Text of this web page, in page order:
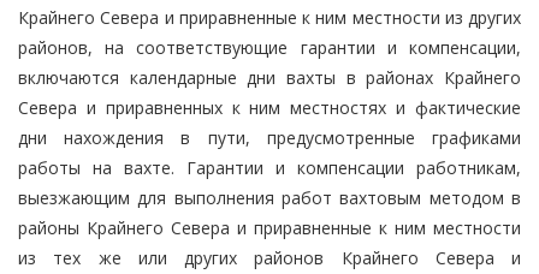
Крайнего Севера и приравненные к ним местности из других
районов, на соответствующие гарантии и компенсации,
включаются календарные дни вахты в районах Крайнего
Севера и приравненных к ним местностях и фактические
дни нахождения в пути, предусмотренные графиками
работы на вахте. Гарантии и компенсации работникам,
выезжающим для выполнения работ вахтовым методом в
районы Крайнего Севера и приравненные к ним местности
из тех же или других районов Крайнего Севера и